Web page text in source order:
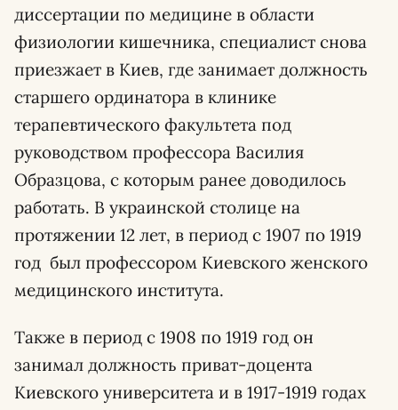
диссертации по медицине в области
физиологии кишечника, специалист снова
приезжает в Киев, где занимает должность
старшего ординатора в клинике
терапевтического факультета под
руководством профессора Василия
Образцова, с которым ранее доводилось
работать. В украинской столице на
протяжении 12 лет, в период с 1907 по 1919
год был профессором Киевского женского
медицинского института.
Также в период с 1908 по 1919 год он
занимал должность приват-доцента
Киевского университета и в 1917-1919 годах